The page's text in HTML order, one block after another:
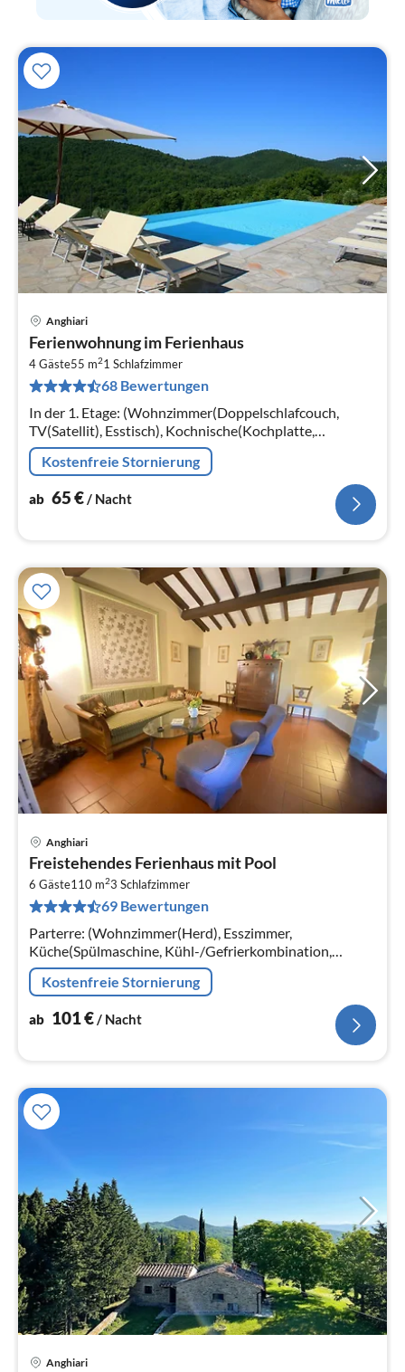
Anghiari
Ferienwohnung im Ferienhaus
4 Gäste55 m21 Schlafzimmer
68 Bewertungen
In der 1. Etage: (Wohnzimmer(Doppelschlafcouch,
TV(Satellit), Esstisch), Kochnische(Kochplatte,
Wasserkocher, Wasserkocher, Dunstabzugshaube,
Backofen, Kühl-/Gefrierkombination)
Kostenfreie Stornierung
ab 65€/ Nacht
Anghiari
Freistehendes Ferienhaus mit Pool
6 Gäste110 m23 Schlafzimmer
69 Bewertungen
Parterre: (Wohnzimmer(Herd), Esszimmer,
Küche(Spülmaschine, Kühl-/Gefrierkombination,
Waschmaschine), Schlafzimmer(Doppelbett),
Schlafzimmer(Doppelbett oder 2 Einzelbetten)
Kostenfreie Stornierung
ab 101€/ Nacht
Anghiari